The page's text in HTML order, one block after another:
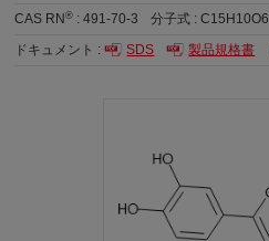
CAS RN® :491-70-3 分子式 :C15H10O6
ドキュメント :
SDS 製品規格書